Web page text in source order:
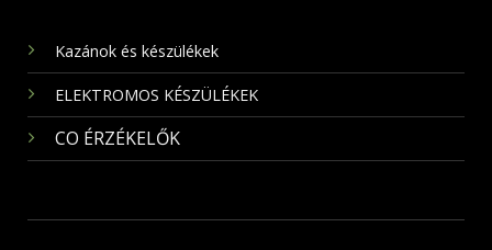
Kazánok és készülékek
ELEKTROMOS KÉSZÜLÉKEK
CO ÉRZÉKELŐK